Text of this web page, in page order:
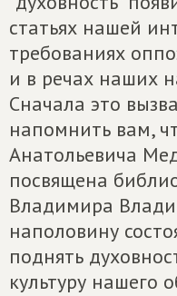
статьях нашей
требованиях
и в речах наших
Сначала это
напомнить вам,
Анатольевича
посвящена
Владимира
наполовину
поднять
культуру нашего